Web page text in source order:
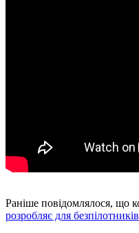
Раніше повідомлялося, що
розробляє для